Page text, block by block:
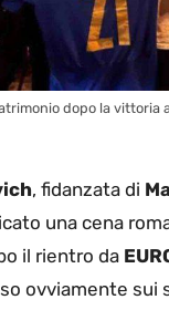
dopo la vittoria
, fidanzata di
una cena
il rientro da
ovviamente sui